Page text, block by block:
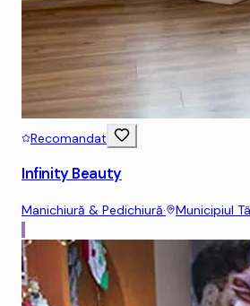
Recomandat
Infinity Beauty
Manichiură & Pedichiură· Municipiul